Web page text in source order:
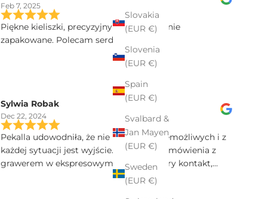
Slovakia
(EUR €)
Slovenia
(EUR €)
Spain
(EUR €)
Svalbard &
Jan Mayen
(EUR €)
Sweden
(EUR €)
Feb 7, 2025
Piękne kieliszki, precyzyjny grawer, idealnie
zapakowane. Polecam serdecznie
Sylwia Robak
Dec 22, 2024
Pekalla udowodniła, że nie ma rzeczy niemożliwych i z
każdej sytuacji jest wyjście. Realizacja zamówienia z
grawerem w ekspresowym tempie. Dobry kontakt,
szybka przesyłka, a kieliszki Iris sa poprostu przepiekne!